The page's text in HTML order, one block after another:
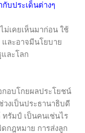
บประเด็นต่างๆ
ม่เคยเห็นมาก่อน ใช้
ละอาจมีนโยบาย
ละโลก
บโกยผลประโยชน์
งเป็นประธานาธิบดี
ทรัมป์ เป็นคนเช่นไร
ฎหมาย การส่งลูก